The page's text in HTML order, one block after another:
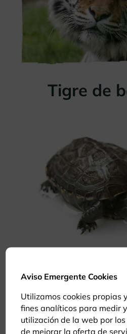
Tigre de
Tortuga
Aviso Emergente Cookies
Utilizamos cookies propias
fines analíticos para medir
utilización de la web por
de mejorar la oferta de